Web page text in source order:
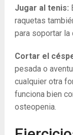
Jugar al tenis:
raquetas
para soportar la
Cortar el
pesada o
cualquier otra
funciona bien
osteopenia.